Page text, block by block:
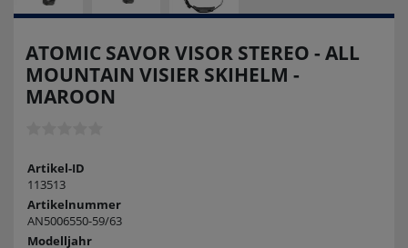
ATOMIC SAVOR VISOR STEREO - ALL
MOUNTAIN VISIER SKIHELM -
MAROON
Artikel-ID
113513
Artikelnummer
AN5006550-59/63
Modelljahr